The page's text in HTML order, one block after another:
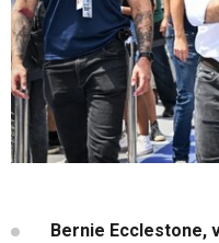
Bernie Ecclestone,